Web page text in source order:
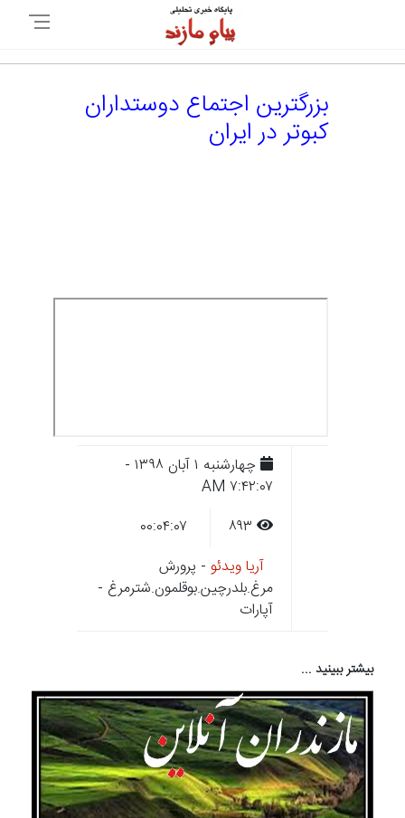
بزرگترین اجتماع دوستداران
کبوتر در ایران
چهارشنبه ۱ آبان ۱۳۹۸ -
۷:۴۲:۰۷ AM
آریا ویدئو - پرورش
مرغ.بلدرچین.بوقلمون.شترمرغ -
آپارات
بیشتر ببینید ...